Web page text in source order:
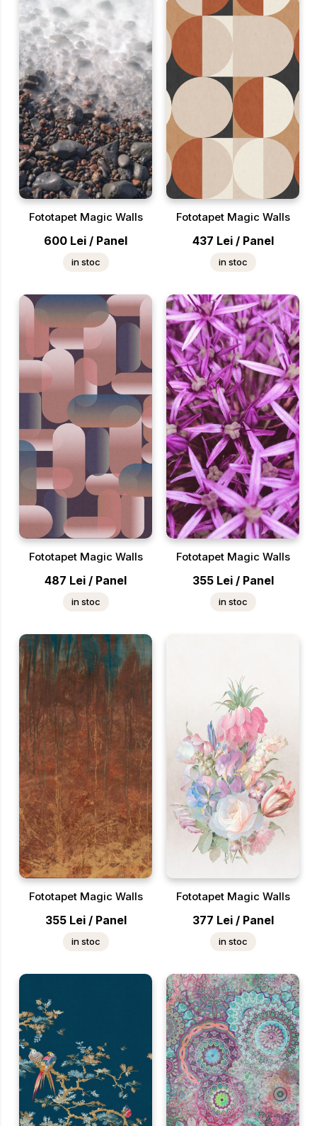
Fototapet Magic Walls
600 Lei / Panel
in stoc
Fototapet Magic Walls
437 Lei / Panel
in stoc
Fototapet Magic Walls
487 Lei / Panel
in stoc
Fototapet Magic Walls
355 Lei / Panel
in stoc
Fototapet Magic Walls
355 Lei / Panel
in stoc
Fototapet Magic Walls
377 Lei / Panel
in stoc